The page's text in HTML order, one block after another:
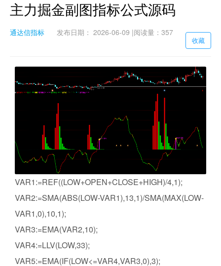
主力掘金副图指标公式源码
通达信指标 发布日期： 2026-06-09 |阅读量：357
收藏
VAR1:=REF((LOW+OPEN+CLOSE+HIGH)/4,1);
VAR2:=SMA(ABS(LOW-VAR1),13,1)/SMA(MAX(LOW-
VAR1,0),10,1);
VAR3:=EMA(VAR2,10);
VAR4:=LLV(LOW,33);
VAR5:=EMA(IF(LOW<=VAR4,VAR3,0),3);